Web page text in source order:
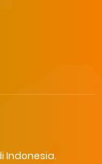
Indonesia.